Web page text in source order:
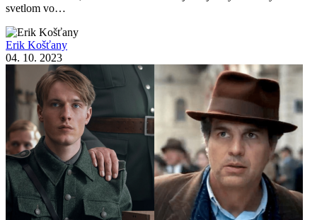
svetlom vo…
Erik Košťany
04. 10. 2023